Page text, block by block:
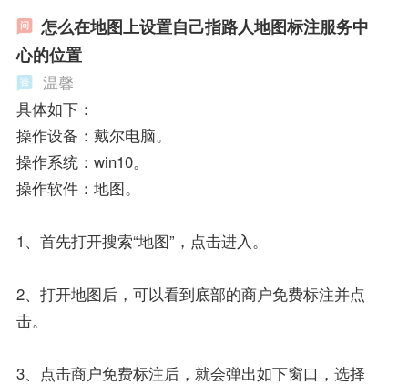
怎么在地图上设置自己指路人地图标注服务中
心的位置
温馨
具体如下：
操作设备：戴尔电脑。
操作系统：win10。
操作软件：地图。
1、首先打开搜索“地图”，点击进入。
2、打开地图后，可以看到底部的商户免费标注并点
击。
3、点击商户免费标注后，就会弹出如下窗口，选择